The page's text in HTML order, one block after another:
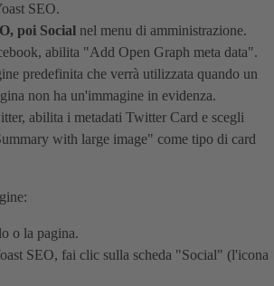
SEO.
poi Social nel menu di amministrazione.
abilita "Add Open Graph meta data".
predefinita che verrà utilizzata quando un
non ha un'immagine in evidenza.
abilita i metadati Twitter Card e scegli
with large image" come tipo di card
o la pagina.
SEO, fai clic sulla scheda "Social" (l'icona